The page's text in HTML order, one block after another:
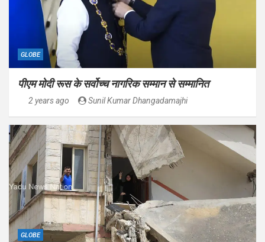
GLOBE
पीएम मोदी रूस के सर्वोच्च नागरिक सम्मान से सम्मानित
2 years ago Sunil Kumar Dhangadamajhi
GLOBE